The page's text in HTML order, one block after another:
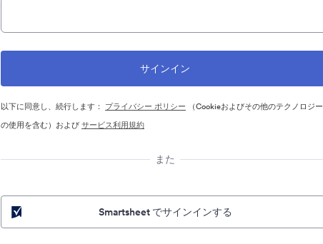
以下に同意し、続行します： プライバシー ポリシー （Cookieおよびその他のテクノロジー
の使用を含む）およびサービス利用規約
また
Smartsheet でサインインする